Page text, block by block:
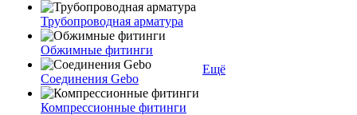
Трубопроводная арматура
Обжимные фитинги
Соединения Gebo
Компрессионные фитинги
Ещё